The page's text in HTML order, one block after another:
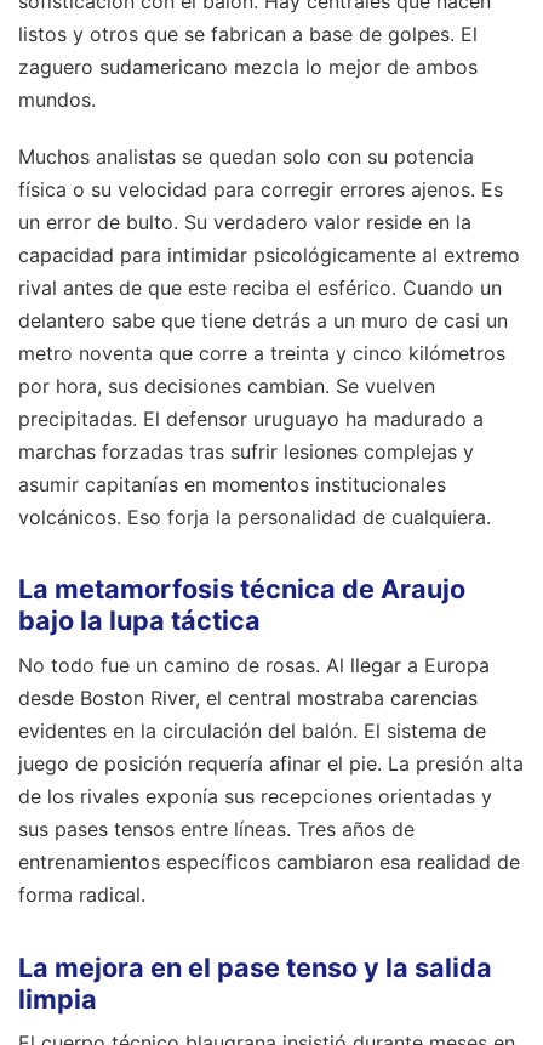
listos y otros que se fabrican a base de golpes. El
zaguero sudamericano mezcla lo mejor de ambos
mundos.
Muchos analistas se quedan solo con su potencia
física o su velocidad para corregir errores ajenos. Es
un error de bulto. Su verdadero valor reside en la
capacidad para intimidar psicológicamente al extremo
rival antes de que este reciba el esférico. Cuando un
delantero sabe que tiene detrás a un muro de casi un
metro noventa que corre a treinta y cinco kilómetros
por hora, sus decisiones cambian. Se vuelven
precipitadas. El defensor uruguayo ha madurado a
marchas forzadas tras sufrir lesiones complejas y
asumir capitanías en momentos institucionales
volcánicos. Eso forja la personalidad de cualquiera.
La metamorfosis técnica de Araujo
bajo la lupa táctica
No todo fue un camino de rosas. Al llegar a Europa
desde Boston River, el central mostraba carencias
evidentes en la circulación del balón. El sistema de
juego de posición requería afinar el pie. La presión alta
de los rivales exponía sus recepciones orientadas y
sus pases tensos entre líneas. Tres años de
entrenamientos específicos cambiaron esa realidad de
forma radical.
La mejora en el pase tenso y la salida
limpia